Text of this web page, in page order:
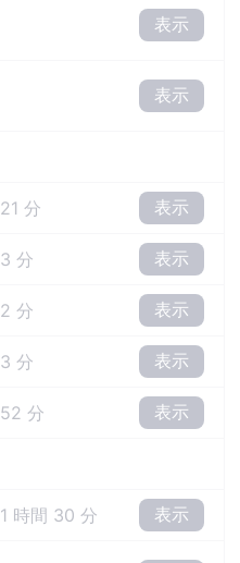
表示
表示
21 分 表示
3 分 表示
2 分 表示
3 分 表示
52 分 表示
1 時間 30 分 表示